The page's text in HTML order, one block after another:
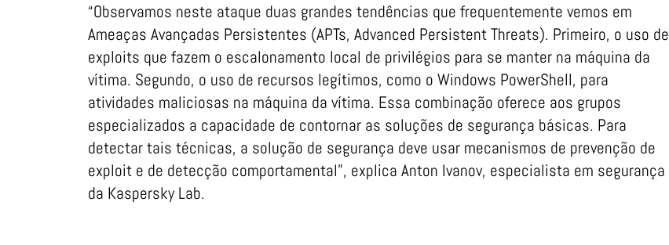
“Observamos neste ataque duas grandes tendências que frequentemente vemos em
Ameaças Avançadas Persistentes (APTs, Advanced Persistent Threats). Primeiro, o uso de
exploits que fazem o escalonamento local de privilégios para se manter na máquina da
vítima. Segundo, o uso de recursos legítimos, como o Windows PowerShell, para
atividades maliciosas na máquina da vítima. Essa combinação oferece aos grupos
especializados a capacidade de contornar as soluções de segurança básicas. Para
detectar tais técnicas, a solução de segurança deve usar mecanismos de prevenção de
exploit e de detecção comportamental”, explica Anton Ivanov, especialista em segurança
da Kaspersky Lab.